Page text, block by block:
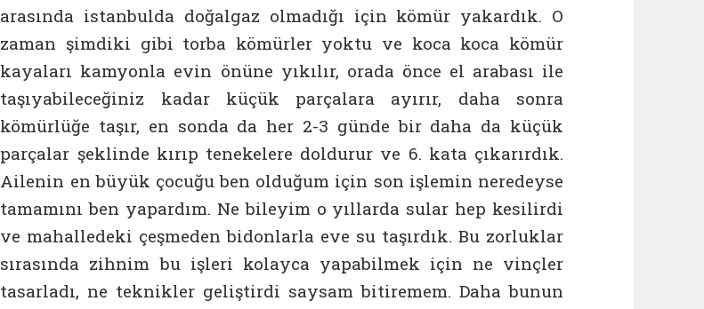
arasında istanbulda doğalgaz olmadığı için kömür yakardık. O
zaman şimdiki gibi torba kömürler yoktu ve koca koca kömür
kayaları kamyonla evin önüne yıkılır, orada önce el arabası ile
taşıyabileceğiniz kadar küçük parçalara ayırır, daha sonra
kömürlüğe taşır, en sonda da her 2-3 günde bir daha da küçük
parçalar şeklinde kırıp tenekelere doldurur ve 6. kata çıkarırdık.
Ailenin en büyük çocuğu ben olduğum için son işlemin neredeyse
tamamını ben yapardım. Ne bileyim o yıllarda sular hep kesilirdi
ve mahalledeki çeşmeden bidonlarla eve su taşırdık. Bu zorluklar
sırasında zihnim bu işleri kolayca yapabilmek için ne vinçler
tasarladı, ne teknikler geliştirdi saysam bitiremem. Daha bunun